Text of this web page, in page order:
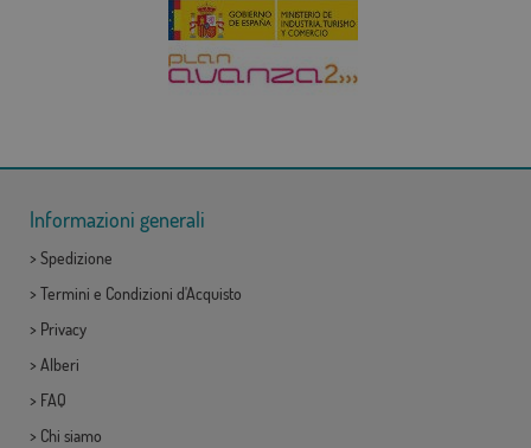
Informazioni generali
> Spedizione
> Termini e Condizioni d'Acquisto
> Privacy
> Alberi
> FAQ
> Chi siamo